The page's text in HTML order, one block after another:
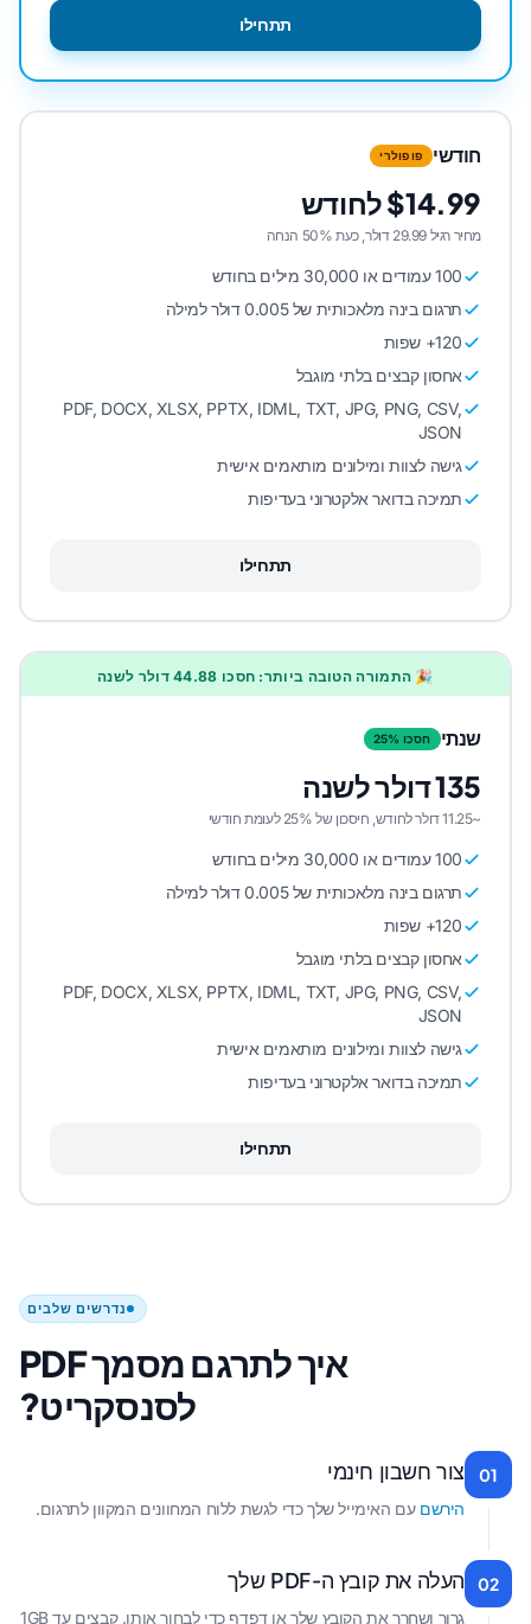
תתחילו
חודשי פופולרי
$14.99 לחודש
מחיר רגיל 29.99 דולר, כעת 50% הנחה
100 עמודים או 30,000 מילים בחודש
תרגום בינה מלאכותית של 0.005 דולר למילה
120+ שפות
אחסון קבצים בלתי מוגבל
PDF, DOCX, XLSX, PPTX, IDML, TXT, JPG, PNG, CSV,
JSON
גישה לצוות ומילונים מותאמים אישית
תמיכה בדואר אלקטרוני בעדיפות
תתחילו
🎉 התמורה הטובה ביותר: חסכו 44.88 דולר לשנה
שנתי חסכו 25%
135 דולר לשנה
~11.25 דולר לחודש, חיסכון של 25% לעומת חודשי
100 עמודים או 30,000 מילים בחודש
תרגום בינה מלאכותית של 0.005 דולר למילה
120+ שפות
אחסון קבצים בלתי מוגבל
PDF, DOCX, XLSX, PPTX, IDML, TXT, JPG, PNG, CSV,
JSON
גישה לצוות ומילונים מותאמים אישית
תמיכה בדואר אלקטרוני בעדיפות
תתחילו
נדרשים שלבים
איך לתרגם מסמך PDF
לסנסקריט?
01 צור חשבון חינמי
הירשם עם האימייל שלך כדי לגשת ללוח המחוונים המקוון לתרגום.
02 העלה את קובץ ה-PDF שלך
גרור ושחרר את הקובץ שלך או דפדף כדי לבחור אותו. קבצים עד 1GB